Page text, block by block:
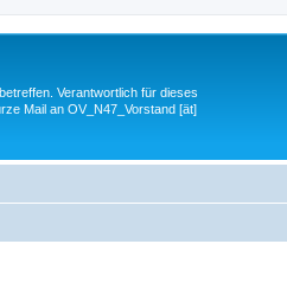
Verantwortlich für dieses
Mail an OV_N47_Vorstand [ät]